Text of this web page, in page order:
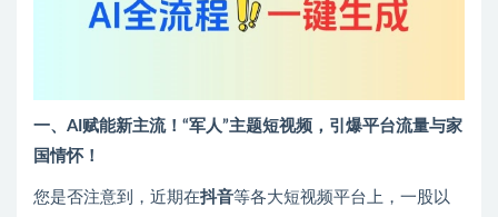
一、AI赋能新主流！“军人”主题短视频，引爆平台流量与家
国情怀！
您是否注意到，近期在抖音等各大短视频平台上，一股以